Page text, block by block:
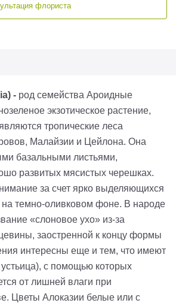
- род семейства Ароидные
экзотическое растение,
тропические леса
Малайзии и Цейлона. Она
базальными листьями,
развитых мясистых черешках.
за счет ярко выделяющихся
на темно-оливковом фоне. В народе
«слоновое ухо» из-за
заостренной к концу формы
интересны еще и тем, что имеют
с помощью которых
от лишней влаги при
Цветы Алоказии белые или с